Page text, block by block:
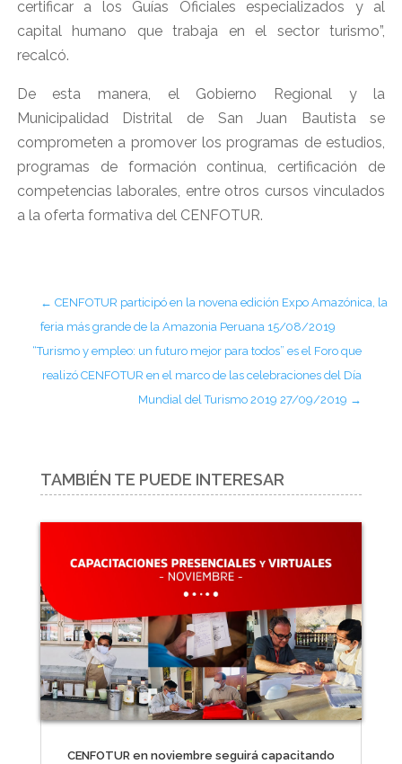
certificar a los Guías Oficiales especializados y al
capital humano que trabaja en el sector turismo”,
recalcó.
De esta manera, el Gobierno Regional y la
Municipalidad Distrital de San Juan Bautista se
comprometen a promover los programas de estudios,
programas de formación continua, certificación de
competencias laborales, entre otros cursos vinculados
a la oferta formativa del CENFOTUR.
← CENFOTUR participó en la novena edición Expo Amazónica, la
feria más grande de la Amazonia Peruana 15/08/2019
“Turismo y empleo: un futuro mejor para todos” es el Foro que
realizó CENFOTUR en el marco de las celebraciones del Día
Mundial del Turismo 2019 27/09/2019 →
TAMBIÉN TE PUEDE INTERESAR
CENFOTUR en noviembre seguirá capacitando